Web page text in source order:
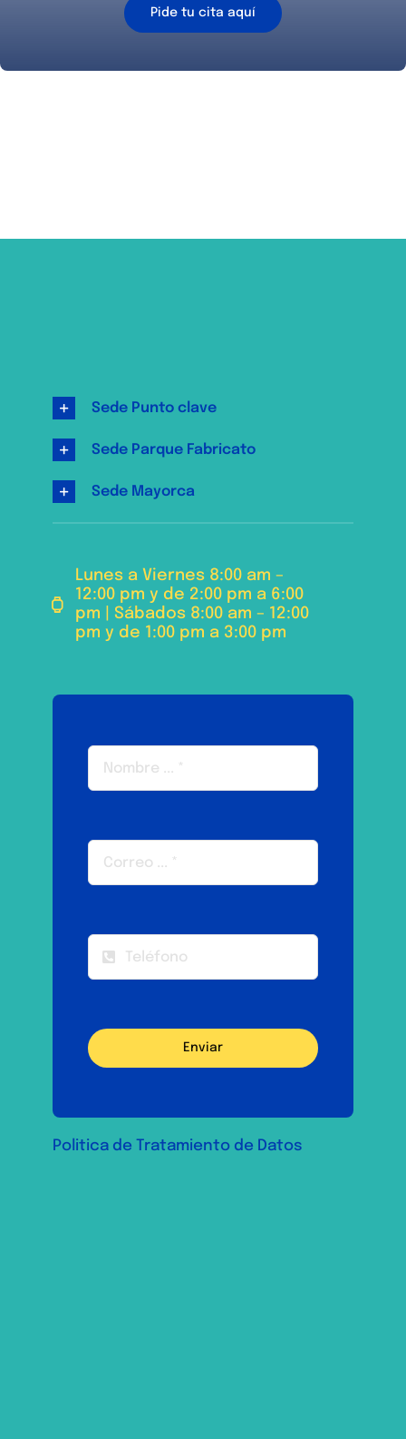
Pide tu cita aquí
Sede Punto clave
Sede Parque Fabricato
Sede Mayorca
Lunes a Viernes 8:00 am –
12:00 pm y de 2:00 pm a 6:00
pm | Sábados 8:00 am – 12:00
pm y de 1:00 pm a 3:00 pm
Enviar
Politica de Tratamiento de Datos